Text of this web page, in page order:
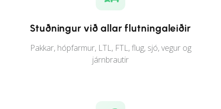
Stuðningur við allar flutningaleiðir
Pakkar, hópfarmur, LTL, FTL, flug, sjó, vegur og
járnbrautir